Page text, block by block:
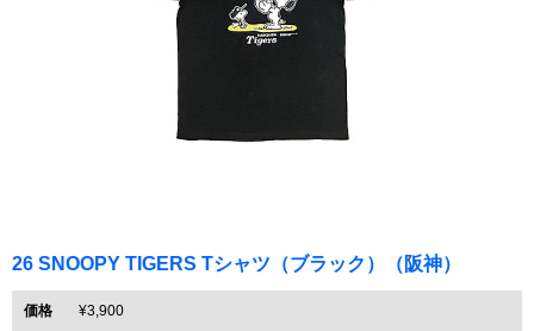
26 SNOOPY TIGERS Tシャツ（ブラック）（阪神）
価格
¥3,900